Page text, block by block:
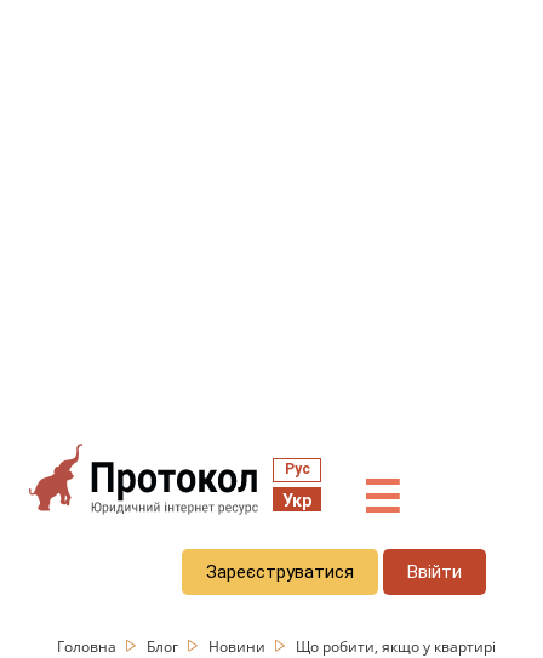
Рус
Укр ☰
Зареєструватися Ввійти
Головна Блог Новини
Що робити, якщо у квартирі